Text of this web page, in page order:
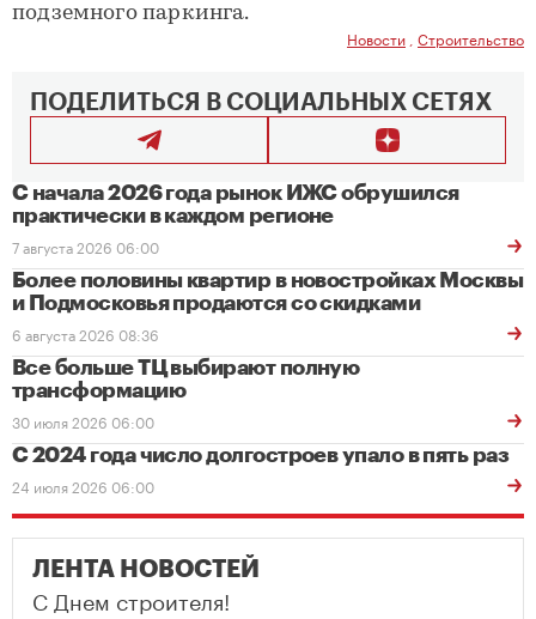
подземного паркинга.
Новости Строительство
ПОДЕЛИТЬСЯ В СОЦИАЛЬНЫХ СЕТЯХ
С начала 2026 года рынок ИЖС обрушился
практически в каждом регионе
7 августа 2026 06:00
Более половины квартир в новостройках Москвы
и Подмосковья продаются со скидками
6 августа 2026 08:36
Все больше ТЦ выбирают полную
трансформацию
30 июля 2026 06:00
С 2024 года число долгостроев упало в пять раз
24 июля 2026 06:00
ЛЕНТА НОВОСТЕЙ
С Днем строителя!